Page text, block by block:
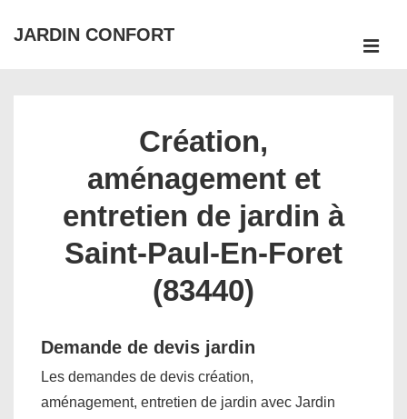
passer
JARDIN CONFORT
Création,
aménagement et
entretien de jardin à
Saint-Paul-En-Foret
(83440)
Demande de devis jardin
Les demandes de devis création,
aménagement, entretien de jardin avec Jardin